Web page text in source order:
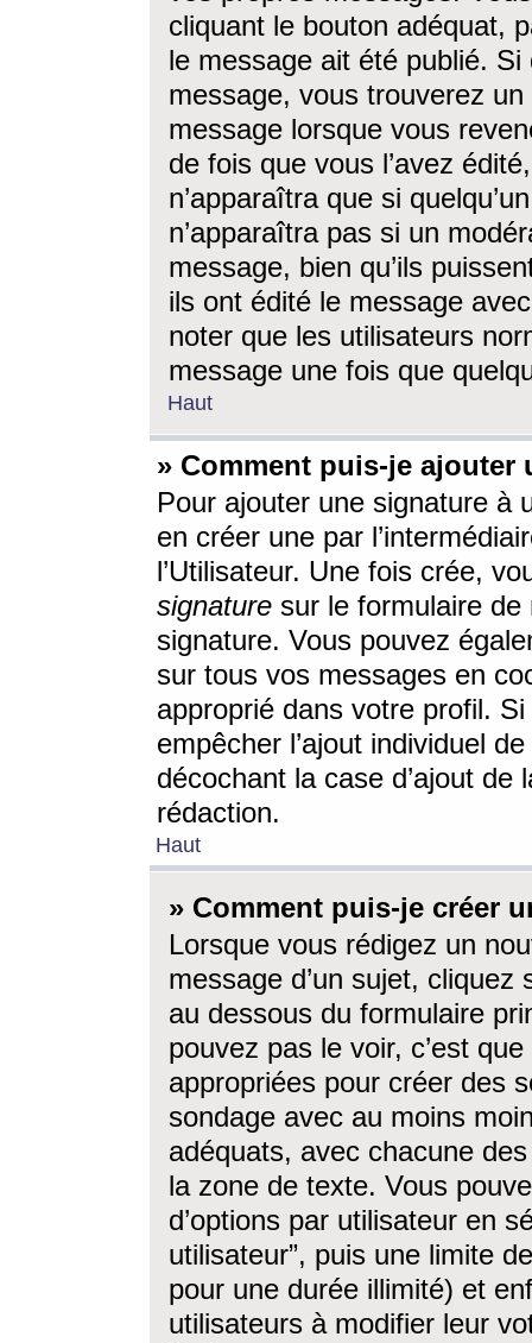
cliquant le bouton adéquat,
le message ait été publié. Si
message, vous trouverez
message lorsque vous
de fois que vous l’avez
n’apparaîtra que si
n’apparaîtra pas si un
message, bien qu’ils
ils ont édité le message
noter que les utilisateurs
message une fois que
Haut
» Comment puis-je ajouter
Pour ajouter une signature à
en créer une par
l’Utilisateur. Une fois crée,
signature sur le formulaire de
signature. Vous pouvez
sur tous vos messages en
approprié dans votre profil.
empêcher l’ajout individuel
décochant la case d’ajout
rédaction.
Haut
» Comment puis-je créer
Lorsque vous rédigez un
message d’un sujet, cliquez
au dessous du formulaire
pouvez pas le voir, c’est
appropriées pour créer des
sondage avec au moins
adéquats, avec chacune
la zone de texte. Vous
d’options par utilisateur en
utilisateur”, puis une limite
pour une durée illimité) et
utilisateurs à modifier leur